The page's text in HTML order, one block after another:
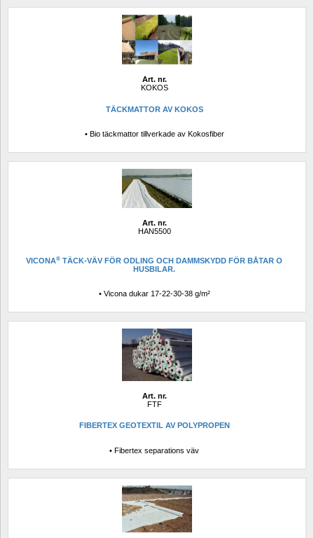
Art. nr.
KOKOS
TÄCKMATTOR AV KOKOS
• Bio täckmattor tillverkade av Kokosfiber
Art. nr.
HAN5500
VICONA® TÄCK-VÄV FÖR ODLING OCH DAMMSKYDD FÖR BÅTAR O
HUSBILAR.
• Vicona dukar 17-22-30-38 g/m²
Art. nr.
FTF
FIBERTEX GEOTEXTIL AV POLYPROPEN
• Fibertex separations väv